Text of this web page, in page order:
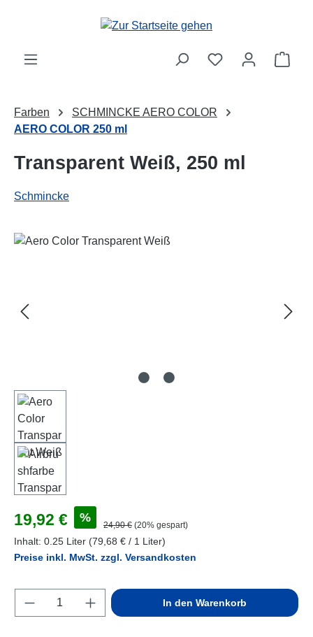
Zum Hauptinhalt springen
Farben
SCHMINCKE AERO COLOR
AERO COLOR 250 ml
Transparent Weiß, 250 ml
Schmincke
Bildergalerie überspringen
Verkaufspreis:
19,92 € % Regulärer Preis:
24,90 € (20% gespart)
Inhalt: 0.25 Liter (79,68 € / 1 Liter)
Preise inkl. MwSt. zzgl. Versandkosten
Produkt Anzahl: Gib den gewünschten
In den Warenkorb